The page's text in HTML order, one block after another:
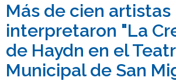
Funcionarias/os
Egresadas/os
Más de cien artistas
interpretaron "La
de Haydn en el
Municipal de San